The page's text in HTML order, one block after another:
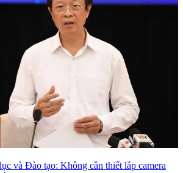
và Đào tạo: Không cần thiết lắp camera